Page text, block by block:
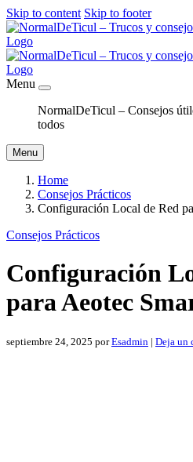
Skip to content Skip to footer
Menu
NormalDeTicul – Consejos
todos
Menu
Home
Consejos Prácticos
Configuración Local de Red
Consejos Prácticos
Configuración
para Aeotec
septiembre 24, 2025 porEsadmin | Deja un